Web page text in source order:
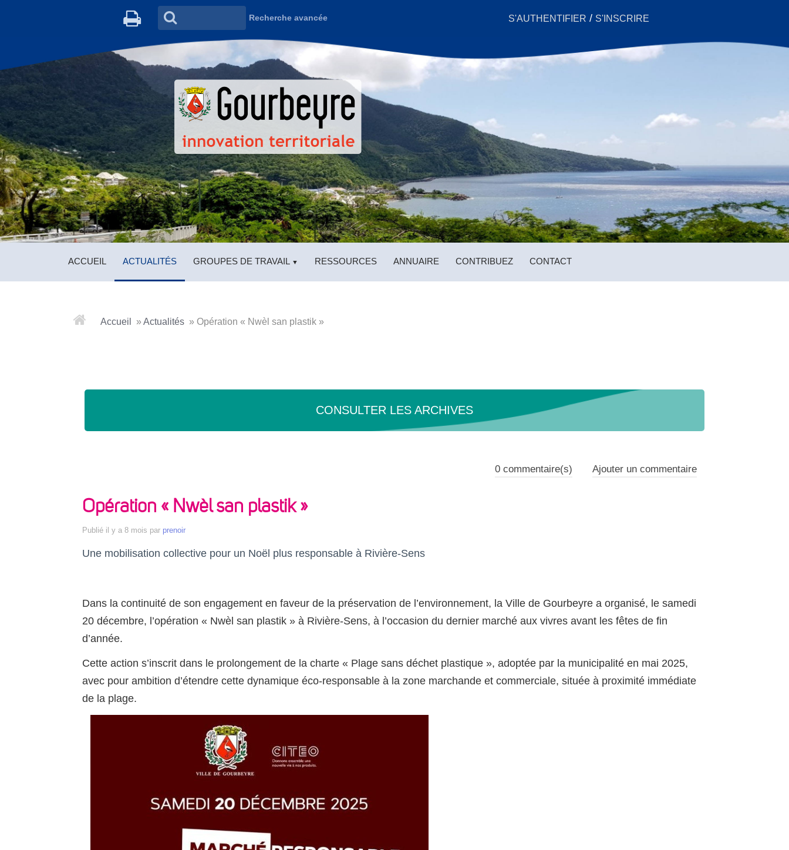
Recherche avancée S'AUTHENTIFIER / S'INSCRIRE
ACCUEIL ACTUALITÉS GROUPES DE TRAVAIL ▼ RESSOURCES ANNUAIRE CONTRIBUEZ CONTACT
Accueil »Actualités »Opération « Nwèl san plastik »
CONSULTER LES ARCHIVES
0commentaire(s) Ajouter un commentaire
Opération « Nwèl san plastik »
Publié il y a 8 mois par prenoir
Une mobilisation collective pour un Noël plus responsable à Rivière-Sens
Dans la continuité de son engagement en faveur de la préservation de l’environnement, la Ville de Gourbeyre a organisé, le samedi
20 décembre, l’opération « Nwèl san plastik » à Rivière-Sens, à l’occasion du dernier marché aux vivres avant les fêtes de fin
d’année.
Cette action s’inscrit dans le prolongement de la charte « Plage sans déchet plastique », adoptée par la municipalité en mai 2025,
avec pour ambition d’étendre cette dynamique éco-responsable à la zone marchande et commerciale, située à proximité immédiate
de la plage.